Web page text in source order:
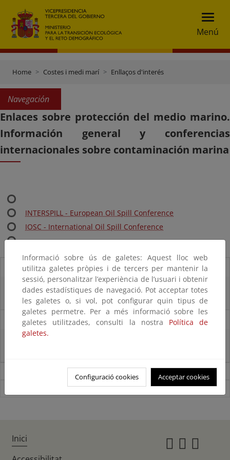
Menú
Home Costes i medi marí Enllaços d'interés
Navegación
Enlaces sobre protección del medio marino.
Información general y conferencias
internacionales sobre contaminación marina
INTERSPILL - European Oil Spill Conference
IOSC - International Oil Spill Conference
04/07/2025
Hugo Morán visita las obras de regeneración de la playa de La Antilla-
Islantilla
17/06/2025
Noticias sobre Costas y Medio Marino
Ver todas las noticias
Informació sobre ús de galetes: Aquest lloc web
utilitza galetes pròpies i de tercers per mantenir la
sessió, personalitzar l’experiència de l’usuari i obtenir
dades estadístiques de navegació. Pot acceptar totes
les galetes o, si vol, pot configurar quin tipus de
galetes permetre. Per a més informació sobre les
galetes utilitzades, consulti la nostra Política de
galetes.
Configuració cookies Acceptar cookies
Inici